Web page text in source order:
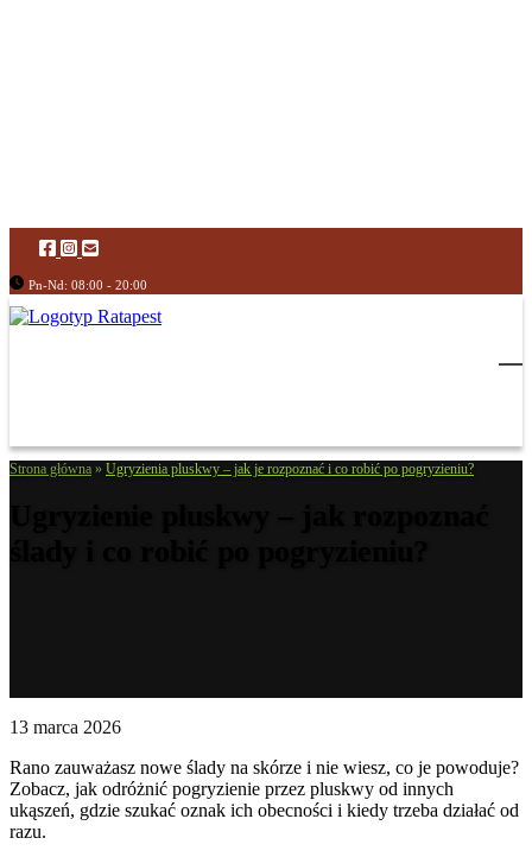
Pn-Nd: 08:00 - 20:00
Strona główna » Ugryzienia pluskwy – jak je rozpoznać i co robić po pogryzieniu?
13 marca 2026
Rano zauważasz nowe ślady na skórze i nie wiesz, co je powoduje?
Zobacz, jak odróżnić pogryzienie przez pluskwy od innych
ukąszeń, gdzie szukać oznak ich obecności i kiedy trzeba działać od
razu.